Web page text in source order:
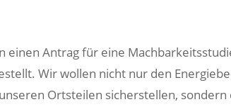
einen Antrag für eine
Wir wollen nicht nur den
Ortsteilen sicherstellen,